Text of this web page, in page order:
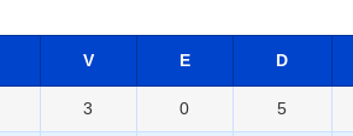
V E D
3 0 5